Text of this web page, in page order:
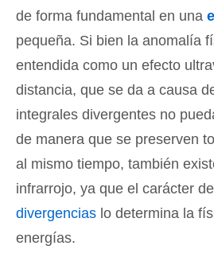
de forma fundamental en una
pequeña. Si bien la anomalía
entendida como un efecto
distancia, que se da a causa
integrales divergentes no
de manera que se preserven
al mismo tiempo, también
infrarrojo, ya que el carácter
divergencias lo determina la
energías.